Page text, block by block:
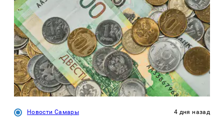
Новости Самары 4 дня назад